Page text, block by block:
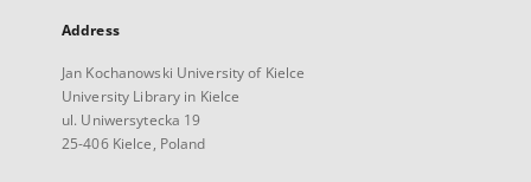
Address
Jan Kochanowski University of Kielce
University Library in Kielce
ul. Uniwersytecka 19
25-406 Kielce, Poland